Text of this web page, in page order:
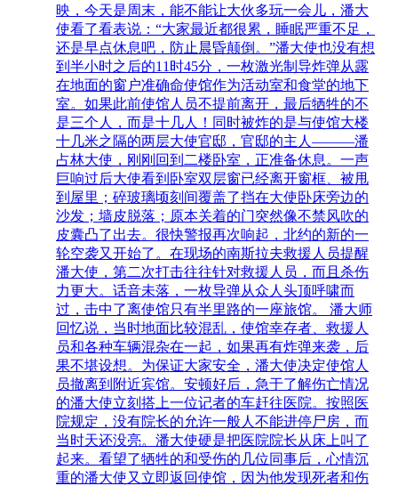
映，今天是周末，能不能让大伙多玩一会儿，潘大
使看了看表说：“大家最近都很累，睡眠严重不足，
还是早点休息吧，防止晨昏颠倒。”潘大使也没有想
到半小时之后的11时45分，一枚激光制导炸弹从露
在地面的窗户准确命使馆作为活动室和食堂的地下
室。如果此前使馆人员不提前离开，最后牺牲的不
是三个人，而是十几人！同时被炸的是与使馆大楼
十几米之隔的两层大使官邸，官邸的主人———潘
占林大使，刚刚回到二楼卧室，正准备休息。一声
巨响过后大使看到卧室双层窗已经离开窗框、被甩
到屋里；碎玻璃顷刻间覆盖了挡在大使卧床旁边的
沙发；墙皮脱落；原本关着的门突然像不禁风吹的
皮囊凸了出去。很快警报再次响起，北约的新的一
轮空袭又开始了。在现场的南斯拉夫救援人员提醒
潘大使，第二次打击往往针对救援人员，而且杀伤
力更大。话音未落，一枚导弹从众人头顶呼啸而
过，击中了离使馆只有半里路的一座旅馆。 潘大师
回忆说，当时地面比较混乱，使馆幸存者、救援人
员和各种车辆混杂在一起，如果再有炸弹来袭，后
果不堪设想。为保证大家安全，潘大使决定使馆人
员撤离到附近宾馆。安顿好后，急于了解伤亡情况
的潘大使立刻搭上一位记者的车赶往医院。按照医
院规定，没有院长的允许一般人不能进停尸房，而
当时天还没亮。潘大使硬是把医院院长从床上叫了
起来。看望了牺牲的和受伤的几位同事后，心情沉
重的潘大使又立即返回使馆，因为他发现死者和伤